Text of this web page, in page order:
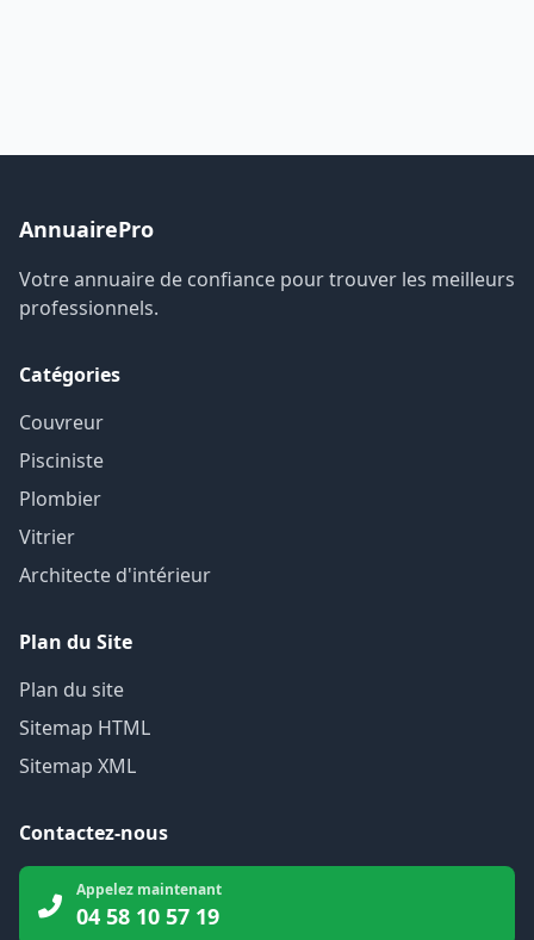
AnnuairePro
Votre annuaire de confiance pour trouver les meilleurs
professionnels.
Catégories
Couvreur
Pisciniste
Plombier
Vitrier
Architecte d'intérieur
Plan du Site
Plan du site
Sitemap HTML
Sitemap XML
Contactez-nous
Appelez maintenant
04 58 10 57 19